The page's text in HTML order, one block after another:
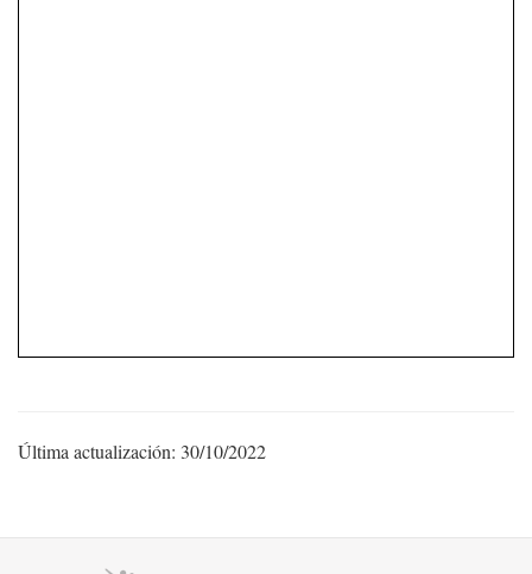
Última actualización: 30/10/2022